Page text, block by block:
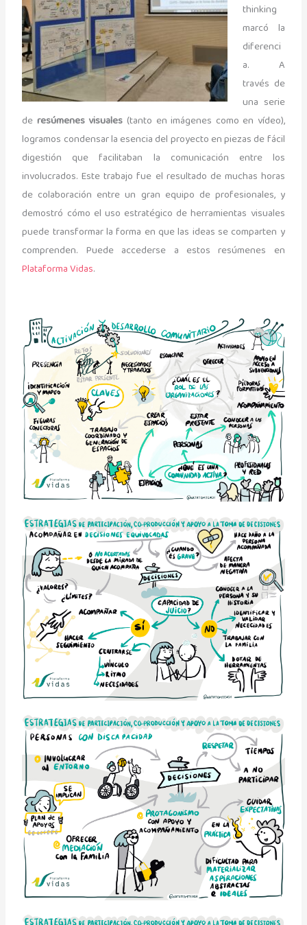
thinking
marcó la
diferenci
a. A
través de
una serie
de resúmenes visuales (tanto en imágenes como en vídeo),
logramos condensar la esencia del proyecto en piezas de fácil
digestión que facilitaban la comunicación entre los
involucrados. Este trabajo fue el resultado de muchas horas
de colaboración entre un gran equipo de profesionales, y
demostró cómo el uso estratégico de herramientas visuales
puede transformar la forma en que las ideas se comparten y
comprenden. Puede accederse a estos resúmenes en
Plataforma Vidas.